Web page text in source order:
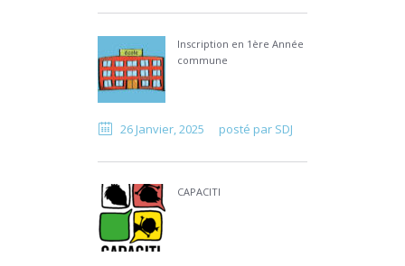
Inscription en 1ère Année
commune
26 Janvier, 2025 posté par SDJ
CAPACITI